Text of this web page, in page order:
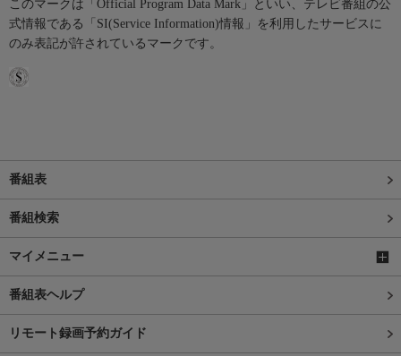
このマークは「Official Program Data Mark」といい、テレビ番組の公
式情報である「SI(Service Information)情報」を利用したサービスに
のみ表記が許されているマークです。
番組表
番組検索
マイメニュー
番組表ヘルプ
リモート録画予約ガイド